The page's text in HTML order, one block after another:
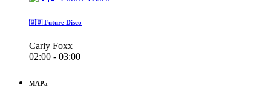
🇬🇧 Future Disco
Carly Foxx
02:00 - 03:00
MAPa